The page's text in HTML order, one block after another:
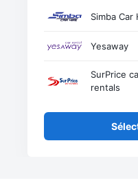
Simba Car
Yesaway
SurPrice
rentals